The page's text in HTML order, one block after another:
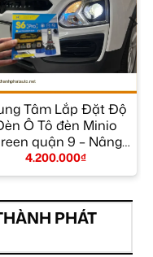
Tâm Lắp Đặt Độ
Ô Tô đèn Minio
quận 9 – Nâng
Cấp Chính Hãng
4.200.000₫
PHÁT